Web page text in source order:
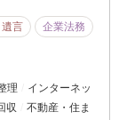
言 企業法務
理
インターネッ
収
不動産・住ま